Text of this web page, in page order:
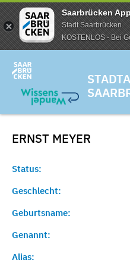
Saarbrücken
Stadt Saarbrücken
KOSTENLOS - Bei
ERNST MEYER
Status:
Geschlecht:
Geburtsname:
Genannt:
Alias: